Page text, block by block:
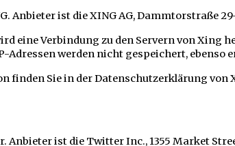
Anbieter ist die XING AG, Dammtorstraße
eine Verbindung zu den Servern von Xing
werden nicht gespeichert, ebenso
finden Sie in der Datenschutzerklärung von
ist die Twitter Inc., 1355 Market